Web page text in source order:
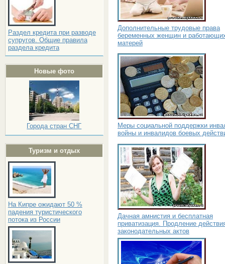
Раздел кредита при разводе
супругов. Общие правила
раздела кредита
Новые фото
Города стран СНГ
Туризм и отдых
На Кипре ожидают 50 %
падения туристического
потока из России
Дополнительные трудовые права
беременных женщин и
матерей
Меры социальной поддержки
войны и инвалидов боевых
Дачная амнистия и бесплатная
приватизация. Продление
законодательных актов